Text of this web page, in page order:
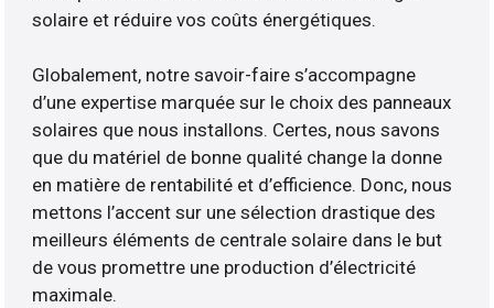
solaire et réduire vos coûts énergétiques.
Globalement, notre savoir-faire s’accompagne
d’une expertise marquée sur le choix des panneaux
solaires que nous installons. Certes, nous savons
que du matériel de bonne qualité change la donne
en matière de rentabilité et d’efficience. Donc, nous
mettons l’accent sur une sélection drastique des
meilleurs éléments de centrale solaire dans le but
de vous promettre une production d’électricité
maximale.